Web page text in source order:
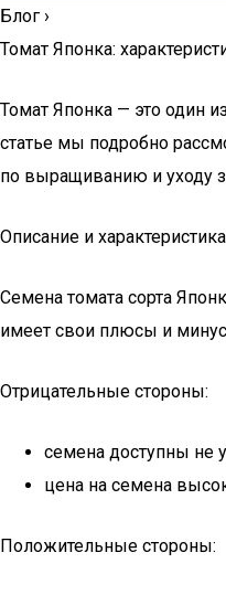
Блог ›
Томат Японка:
Томат Японка — это один
статье мы подробно
по выращиванию и уходу
Описание и характеристика
Семена томата сорта
имеет свои плюсы и
Отрицательные стороны:
семена доступны не
цена на семена
Положительные стороны: